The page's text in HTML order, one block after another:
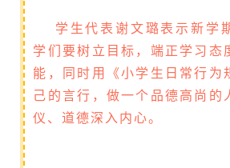
学生代表谢文璐表示新学
学们要树立目标，端正学习态
能，同时用《小学生日常行为
己的言行，做一个品德高尚的
仪、道德深入内心。